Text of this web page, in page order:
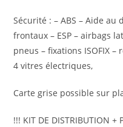
Sécurité : – ABS – Aide
frontaux – ESP – airbags
pneus – fixations ISOFIX
4 vitres électriques,
Carte grise possible sur
!!! KIT DE DISTRIBUTION +